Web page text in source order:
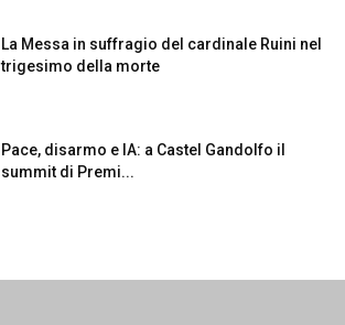
La Messa in suffragio del cardinale Ruini nel
trigesimo della morte
Pace, disarmo e IA: a Castel Gandolfo il
summit di Premi...